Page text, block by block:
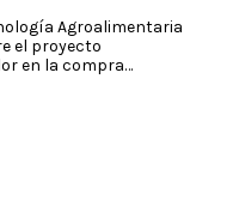
Agroalimentaria
el proyecto
en la compra…